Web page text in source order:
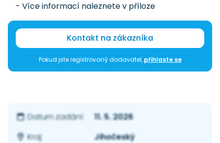
- Více informací naleznete v příloze
Kontakt na zákazníka
Pokud jste registrovaný dodavatel, přihlaste se
Datum zadání:
11. 5. 2026
Kraj:
Jihočeský